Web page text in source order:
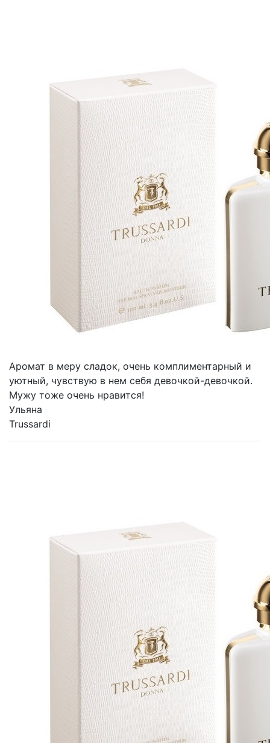
Аромат в меру сладок, очень комплиментарный и
уютный, чувствую в нем себя девочкой-девочкой.
Мужу тоже очень нравится!
Ульяна
Trussardi